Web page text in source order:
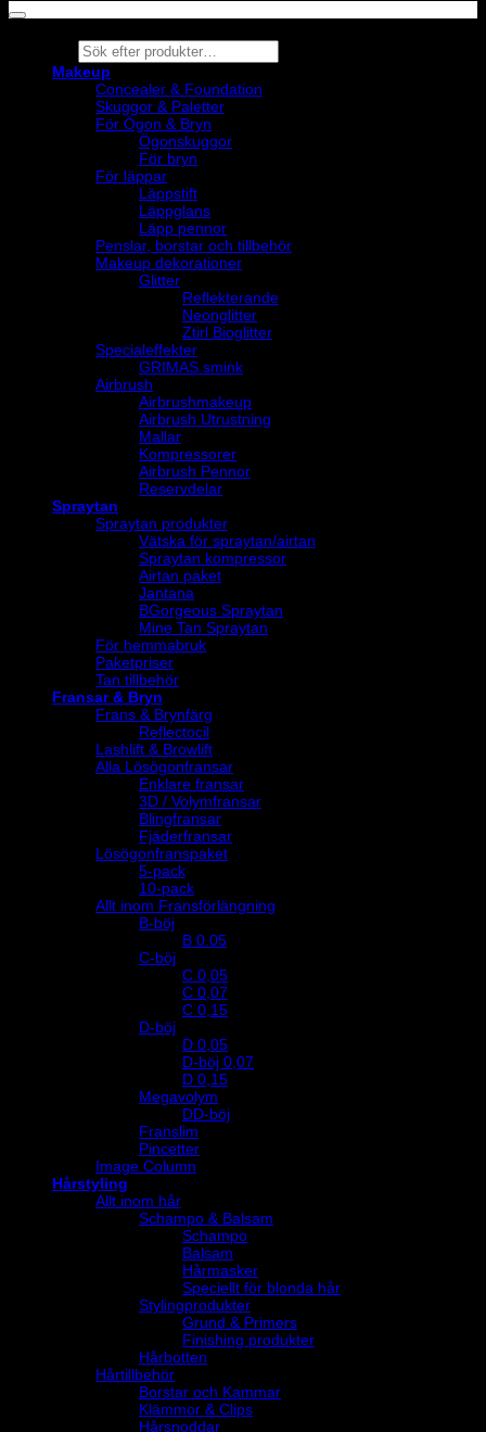
Products
search
Makeup
Concealer & Foundation
Skuggor & Paletter
För Ögon & Bryn
Ögonskuggor
För bryn
För läppar
Läppstift
Läppglans
Läpp pennor
Penslar, borstar och tillbehör
Makeup dekorationer
Glitter
Reflekterande
Neonglitter
Ztirl Bioglitter
Specialeffekter
GRIMAS smink
Airbrush
Airbrushmakeup
Airbrush Utrustning
Mallar
Kompressorer
Airbrush Pennor
Reservdelar
Spraytan
Spraytan produkter
Vätska för spraytan/airtan
Spraytan kompressor
Airtan paket
Jantana
BGorgeous Spraytan
Mine Tan Spraytan
För hemmabruk
Paketpriser
Tan tillbehör
Fransar & Bryn
Frans & Brynfärg
Reflectocil
Lashlift & Browlift
Alla Lösögonfransar
Enklare fransar
3D / Volymfransar
Blingfransar
Fjäderfransar
Lösögonfranspaket
5-pack
10-pack
Allt inom Fransförlängning
B-böj
B 0.05
C-böj
C 0,05
C 0,07
C 0,15
D-böj
D 0,05
D-böj 0,07
D 0,15
Megavolym
DD-böj
Franslim
Pincetter
Image Column
Hårstyling
Allt inom hår
Schampo & Balsam
Schampo
Balsam
Hårmasker
Speciellt för blonda hår
Stylingprodukter
Grund & Primers
Finishing produkter
Hårbotten
Hårtillbehör
Borstar och Kammar
Klämmor & Clips
Hårsnoddar